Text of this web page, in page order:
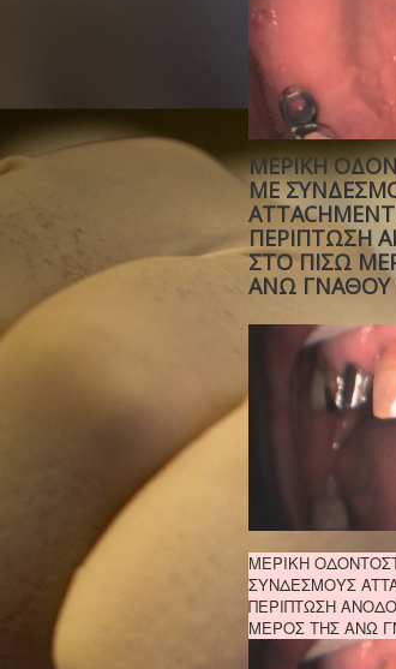
ΜΕΡΙΚΗ
ΜΕ
ΠΕΡΙΠΤΩΣΗ
ΣΤΟ ΠΙΣΩ
ΑΝΩ ΓΝΑΘΟΥ
ΜΕΡΙΚΗ
ΣΥΝΔΕΣΜΟΥΣ
ΠΕΡΙΠΤΩΣΗ
ΜΕΡΟΣ ΤΗΣ ΑΝΩ